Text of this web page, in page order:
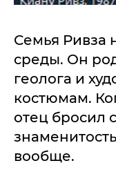
Семья Ривза
среды. Он
геолога и
костюмам.
отец бросил
вообще.